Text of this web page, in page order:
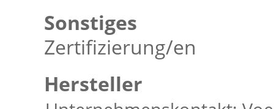
Sonstiges
Zertifizierung/en
Hersteller